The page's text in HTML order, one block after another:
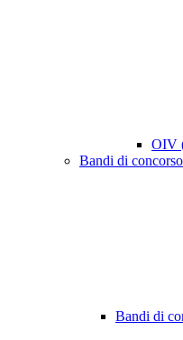
OIV
Bandi di concorso
Bandi di